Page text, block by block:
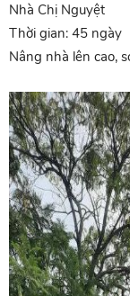
Nhà Chị Nguyệt
Thời gian: 45 ngày
Nâng nhà lên cao,